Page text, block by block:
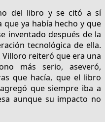
del libro y se citó a sí
ya había hecho y que
inventado después de la
tecnológica de ella.
reiteró que era una
más serio, aseveró,
que hacía, que el libro
que siempre iba a
aunque su impacto no